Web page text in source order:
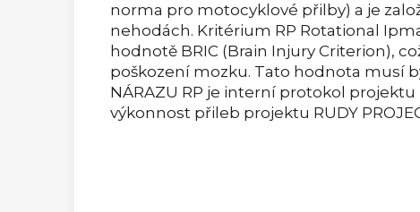
norma pro motocyklové přilby) a je
nehodách. Kritérium RP Rotational
hodnotě BRIC (Brain Injury Criterion),
poškození mozku. Tato hodnota musí
NÁRAZU RP je interní protokol projektu
výkonnost přileb projektu RUDY